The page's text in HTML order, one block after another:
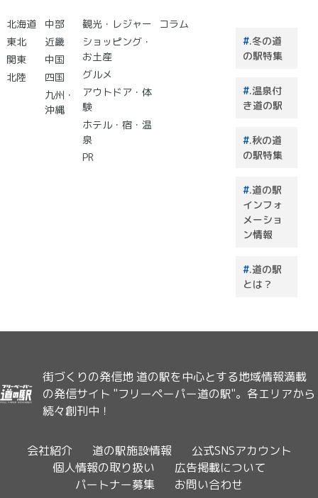
道の駅
２０
選 道
の駅で
買うも
のはこ
れで決
まり！
北海道
東北
関東
北陸
中部
近畿
中国
四国
九州・
沖縄
観光・レジャー
ショッピング・
お土産
グルメ
アウトドア・体
験
ホテル・宿・温
泉
PR
コラム
.冬の道
の駅特集
.温泉付
き道の駅
.秋の道
の駅特集
.道の駅
インフォ
メーショ
ン情報
.道の駅
とは？
街づくりの発信地 道の駅を中心とする地域情報満載
の発信サイト "フリーペーパー道の駅"。各エリアから
続々創刊中！
会社紹介 道の駅施設情報
公式SNSアカウント
個人情報の取り扱い
広告掲載について
パートナー募集
お問い合わせ